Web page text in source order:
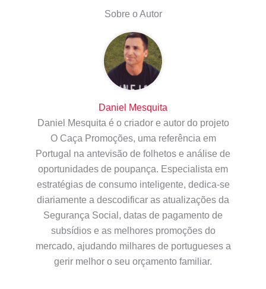
Sobre o Autor
Daniel Mesquita
Daniel Mesquita é o criador e autor do projeto
O Caça Promoções, uma referência em
Portugal na antevisão de folhetos e análise de
oportunidades de poupança. Especialista em
estratégias de consumo inteligente, dedica-se
diariamente a descodificar as atualizações da
Segurança Social, datas de pagamento de
subsídios e as melhores promoções do
mercado, ajudando milhares de portugueses a
gerir melhor o seu orçamento familiar.